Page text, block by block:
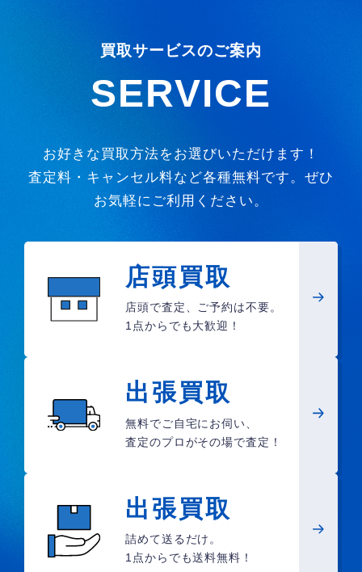
買取サービスのご案内
SERVICE
お好きな買取方法をお選びいただけます！
査定料・キャンセル料など各種無料です。ぜひ
お気軽にご利用ください。
店頭買取
店頭で査定、ご予約は不要。
1点からでも大歓迎！
出張買取
無料でご自宅にお伺い、
査定のプロがその場で査定！
出張買取
詰めて送るだけ。
1点からでも送料無料！